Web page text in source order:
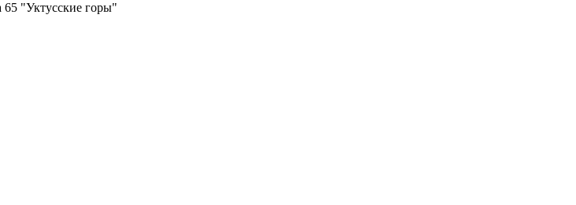
65 "Уктусские горы"